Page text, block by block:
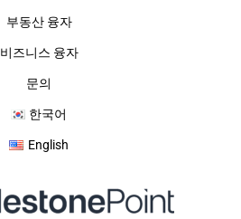
부동산 융자
비즈니스 융자
문의
한국어
English